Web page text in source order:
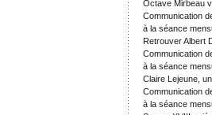
Octave Mirbeau
Communication
à la séance
Retrouver Albert
Communication
à la séance
Claire Lejeune,
Communication
à la séance